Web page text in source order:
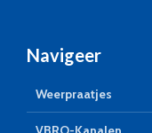
Navigeer
Weerpraatjes